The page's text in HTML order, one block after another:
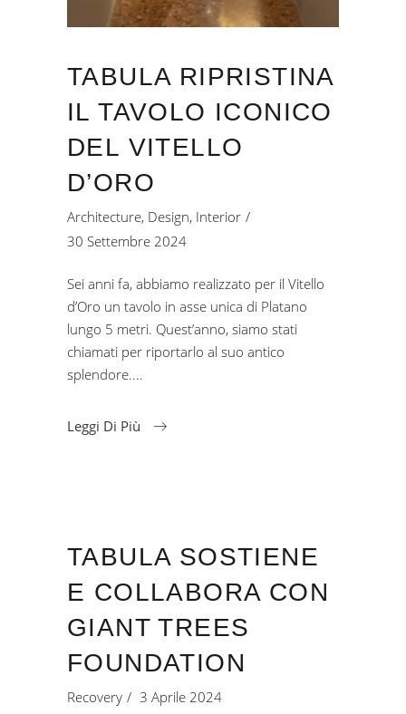
TABULA RIPRISTINA
IL TAVOLO ICONICO
DEL VITELLO
D’ORO
Architecture, Design, Interior
30 Settembre 2024
Sei anni fa, abbiamo realizzato per il Vitello
d’Oro un tavolo in asse unica di Platano
lungo 5 metri. Quest’anno, siamo stati
chiamati per riportarlo al suo antico
splendore.
Leggi Di Più
TABULA SOSTIENE
E COLLABORA CON
GIANT TREES
FOUNDATION
Recovery 3 Aprile 2024